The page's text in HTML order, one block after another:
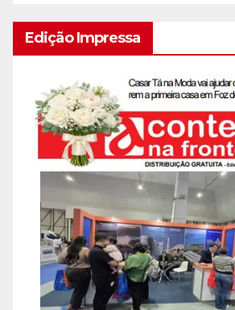
Edição Impressa